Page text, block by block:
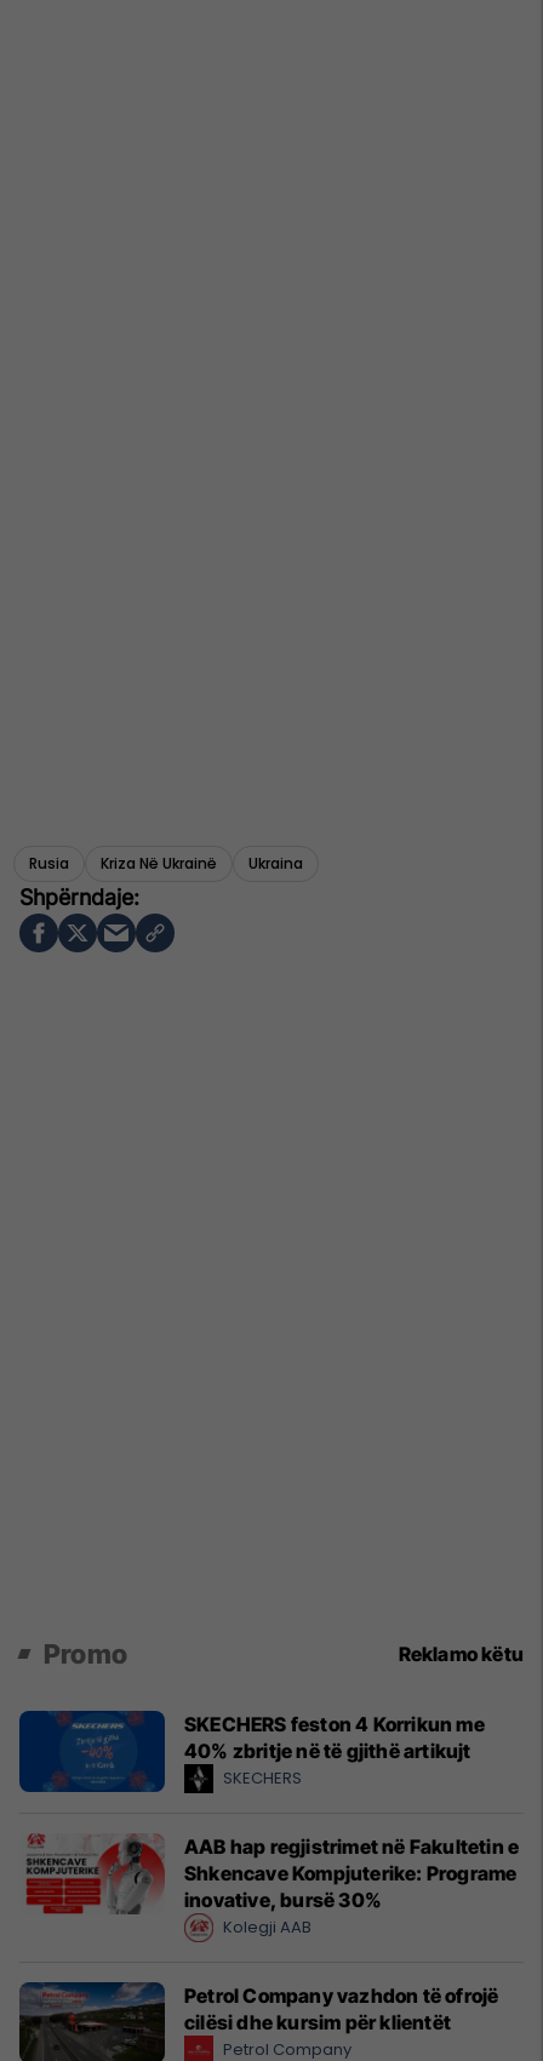
Rusia Kriza Në Ukrainë Ukraina
Promo Reklamo këtu
SKECHERS feston 4 Korrikun me
40% zbritje në të gjithë artikujt
SKECHERS
AAB hap regjistrimet në Fakultetin e
Shkencave Kompjuterike: Programe
inovative, bursë 30%
Kolegji AAB
Petrol Company vazhdon të ofrojë
cilësi dhe kursim për klientët
Petrol Company